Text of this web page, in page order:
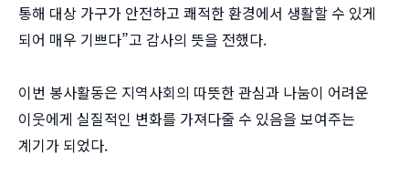
통해 대상 가구가 안전하고 쾌적한 환경에서 생활할 수 있게
되어 매우 기쁘다”고 감사의 뜻을 전했다.
이번 봉사활동은 지역사회의 따뜻한 관심과 나눔이 어려운
이웃에게 실질적인 변화를 가져다줄 수 있음을 보여주는
계기가 되었다.